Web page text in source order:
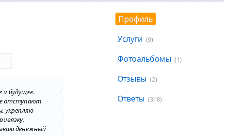
Профиль
Услуги (9)
Фотоальбомы (1)
Отзывы (2)
Ответы (318)
и будущее.
отступают
укрепляю
денежный